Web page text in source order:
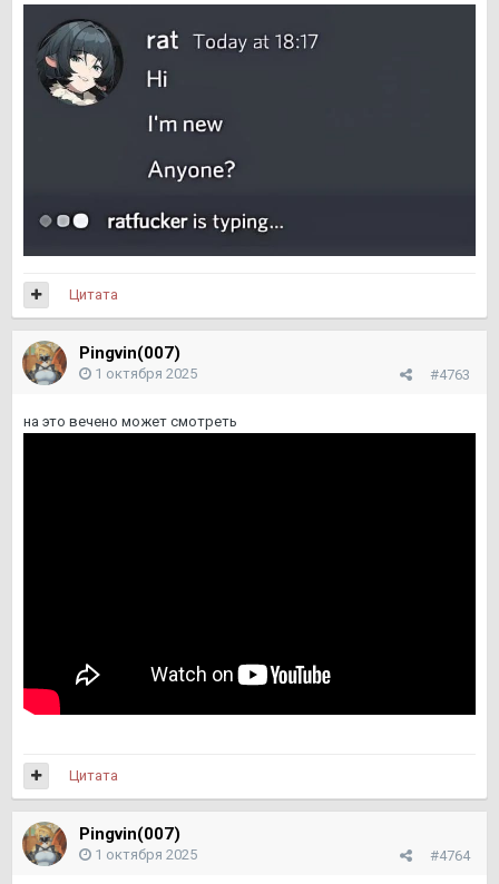
Цитата
Pingvin(007)
#4763
1 октября 2025
на это вечено может смотреть
Цитата
Pingvin(007)
#4764
1 октября 2025